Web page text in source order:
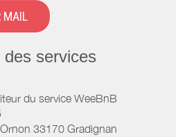
MAIL
services
du service WeeBnB
33170 Gradignan